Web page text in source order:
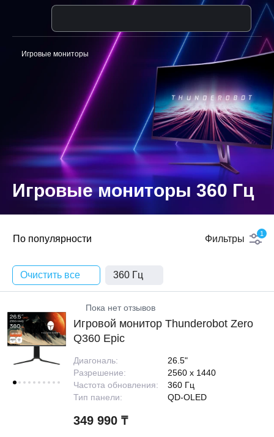
Игровые мониторы
Игровые мониторы 360 Гц
По популярности Фильтры 1
Очистить все 360 Гц
Пока нет отзывов
Игровой монитор Thunderobot Zero
Q360 Epic
Диагональ:
26.5"
Разрешение:
2560 x 1440
Частота обновления:
360 Гц
Тип панели:
QD-OLED
349 990 ₸